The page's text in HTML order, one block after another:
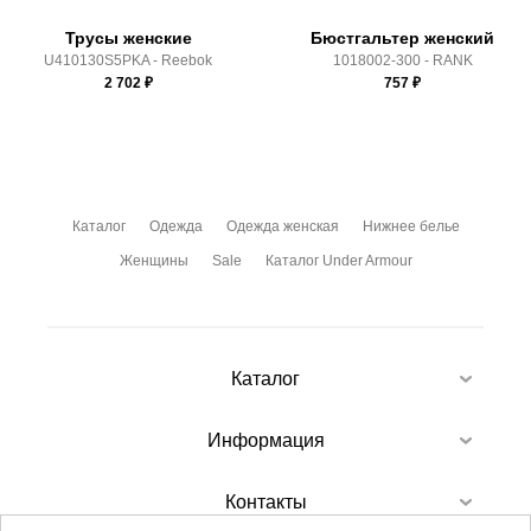
Трусы женские
U410130S5PKA - Reebok
2 702₽
Бюстгальтер женский
1018002-300 - RANK
757 ₽
Каталог Одежда Одежда женская Нижнее белье
Женщины Sale Каталог Under Armour
Каталог
Информация
Контакты